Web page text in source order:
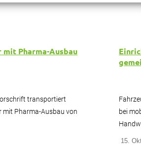
Pharma-Ausbau
transportiert
mit Pharma-Ausbau von
bei
15.